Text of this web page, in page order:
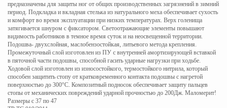
предназначены для защиты ног от общих производственных загрязнений в зимний
период. Подкладка и вкладная стелька из натурального меха обеспечивает сухость
и комфорт во время эксплуатации при низких температурах. Верх голенища
затягивается шнуром с фиксатором. Светоотражающие элементы повышают
видимость работников в темное время суток и на неосвещенной территории.
Подошва- двухслойная, маслобензостойкая, литьевого метода крепления.
Промежуточный слой изготовлен из ПУ с внутренней амортизирующей вставкой
в пяточной части подошвы, способной гасить ударные нагрузки при ходьбе.
Ходовой слой изготовлен из износостойкого, термостойкого нитрила, который
способен защитить стопу от кратковременного контакта подошвы с нагретой
поверхностью до 300°С. Композитный подносок обеспечивает защиту пальцев
стопы от механических повреждений ударной прочностью до 200Дж. Маломерит!
Размеры с 37 по 47